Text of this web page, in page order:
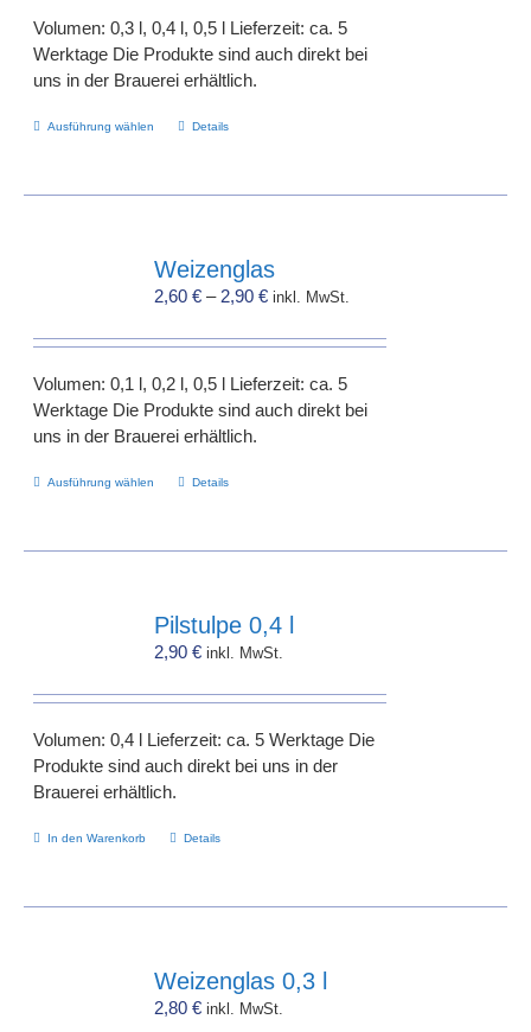
der
Produktseite
gewählt
Volumen: 0,3 l, 0,4 l, 0,5 l Lieferzeit: ca. 5
Werktage Die Produkte sind auch direkt bei
uns in der Brauerei erhältlich.
Ausführung wählen
Dieses
auf.
Die
Optionen
können
der
Produktseite
gewählt
Details
Weizenglas
2,60€ – 2,90€ inkl. MwSt.
Volumen: 0,1 l, 0,2 l, 0,5 l Lieferzeit: ca. 5
Werktage Die Produkte sind auch direkt bei
uns in der Brauerei erhältlich.
Ausführung wählen
Dieses
auf.
Die
können
der
Produktseite
Details
Pilstulpe 0,4 l
2,90€ inkl. MwSt.
Volumen: 0,4 l Lieferzeit: ca. 5 Werktage Die
Produkte sind auch direkt bei uns in der
Brauerei erhältlich.
In den Warenkorb Details
Weizenglas 0,3 l
2,80€ inkl. MwSt.